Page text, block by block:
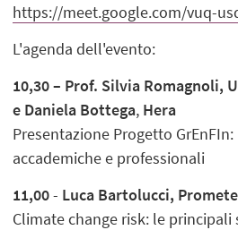
https://meet.google.com/vuq-
L'agenda dell'evento:
10,30 – Prof. Silvia Romagnoli,
e Daniela Bottega, Hera
Presentazione Progetto
accademiche e professionali
11,00- Luca Bartolucci,
Climate change risk: le principali